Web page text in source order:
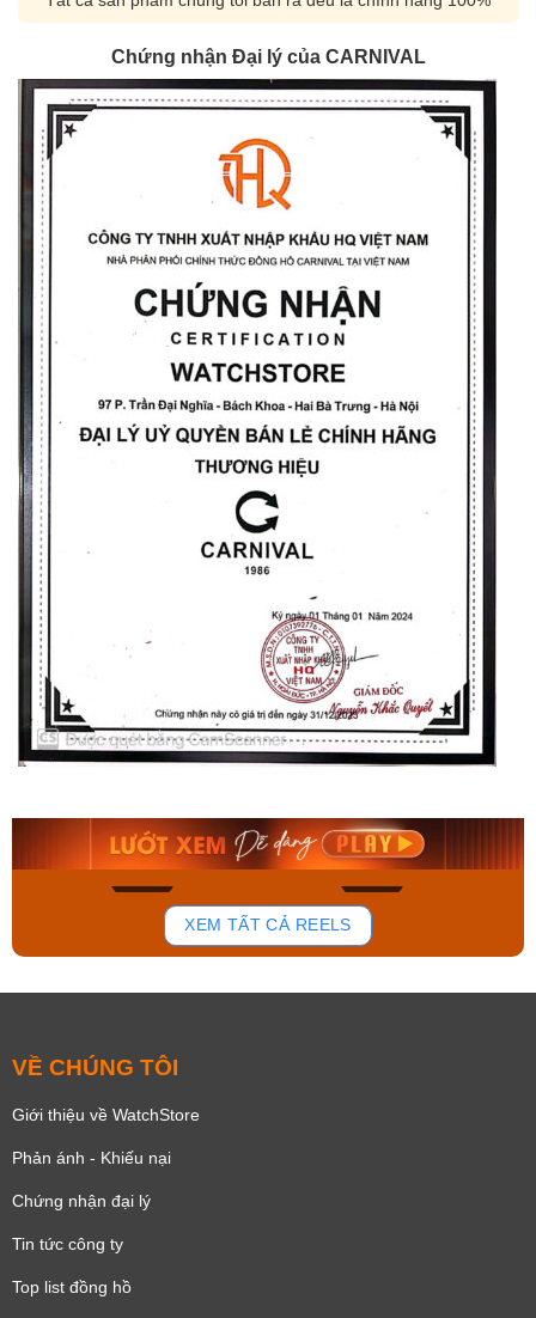
Chứng nhận Đại lý của CARNIVAL
133
Orient Nam RA-
Mua ngay
Casio Nam MTS-
Mua ngay
XEM TẤT CẢ REELS
VỀ CHÚNG TÔI
Giới thiệu về WatchStore
Phản ánh - Khiếu nại
Chứng nhận đại lý
Tin tức công ty
Top list đồng hồ